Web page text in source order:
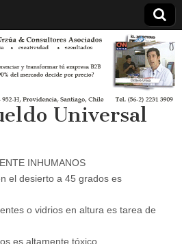
Universal
INHUMANOS
el desierto a 45 grados es
o vidrios en altura es tarea de
es altamente tóxico.